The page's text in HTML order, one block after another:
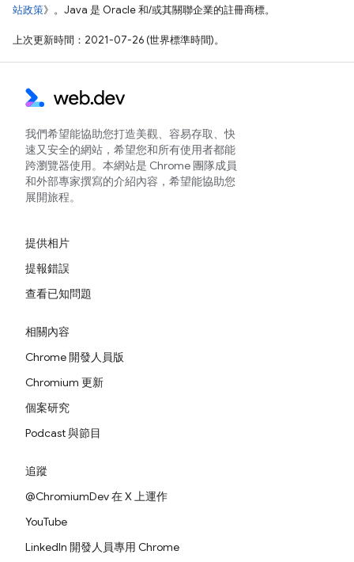
站政策》。Java 是 Oracle 和/或其關聯企業的註冊商標。
上次更新時間：2021-07-26 (世界標準時間)。
我們希望能協助您打造美觀、容易存取、快
速又安全的網站，希望您和所有使用者都能
跨瀏覽器使用。本網站是 Chrome 團隊成員
和外部專家撰寫的介紹內容，希望能協助您
展開旅程。
提供相片
提報錯誤
查看已知問題
相關內容
Chrome 開發人員版
Chromium 更新
個案研究
Podcast 與節目
追蹤
@ChromiumDev 在 X 上運作
YouTube
LinkedIn 開發人員專用 Chrome